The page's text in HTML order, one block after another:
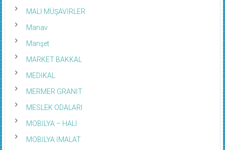
MALİ MÜŞAVİRLER
Manav
Manşet
MARKET BAKKAL
MEDİKAL
MERMER GRANİT
MESLEK ODALARI
MOBİLYA – HALI
MOBİLYA İMALAT